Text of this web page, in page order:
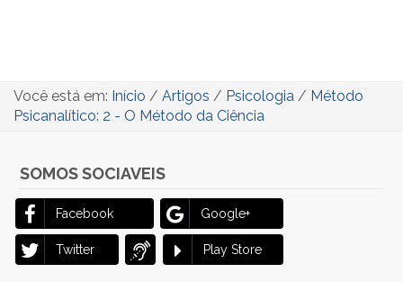
Você está em: Início / Artigos / Psicologia / Método
Psicanalítico: 2 - O Método da Ciência
SOMOS SOCIAVEIS
Facebook Google+
Twitter Play Store